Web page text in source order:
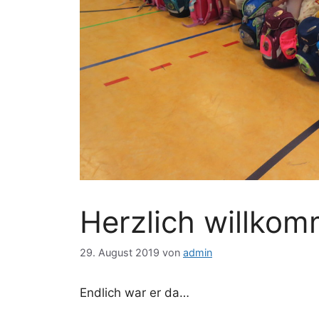
Herzlich
29. August 2019 von admin
Endlich war er da…